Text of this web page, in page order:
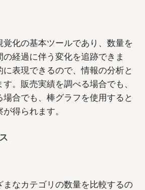
化の基本ツールであり、数量を
経過に伴う変化を追跡できま
表現できるので、情報の分析と
。販売実績を調べる場合でも、
場合でも、棒グラフを使用すると
得られます。
まなカテゴリの数量を比較するの